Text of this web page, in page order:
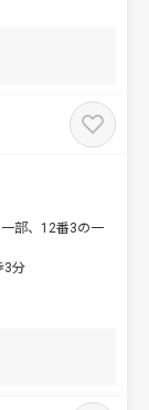
部、12番3の一
3分